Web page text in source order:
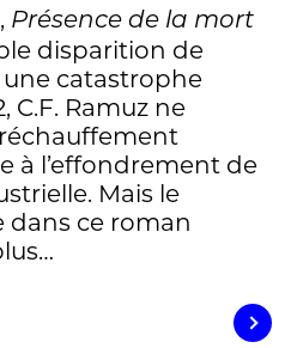
Présence de la mort
disparition de
catastrophe
C.F. Ramuz ne
à l’effondrement de
Mais le
dans ce roman